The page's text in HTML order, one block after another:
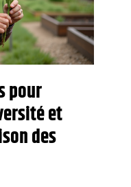
pour
et
des